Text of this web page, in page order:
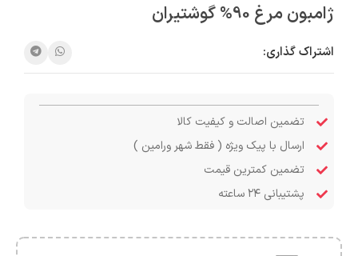
ژامبون مرغ 90% گوشتیران
اشتراک گذاری:
تضمین اصالت و کیفیت کالا
ارسال با پیک ویژه ( فقط شهر ورامین )
تضمین کمترین قیمت
پشتیبانی ۲۴ ساعته